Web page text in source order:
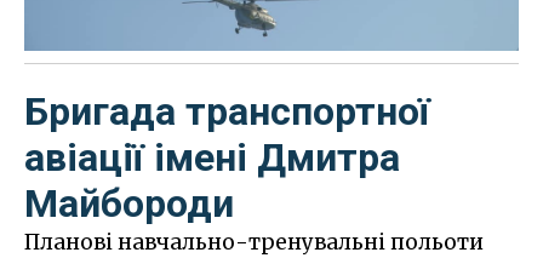
Бригада транспортної
авіації імені Дмитра
Майбороди
Планові навчально-тренувальні польоти